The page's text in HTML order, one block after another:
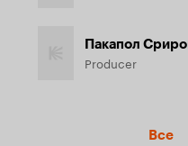
Пакапол
Producer
Все